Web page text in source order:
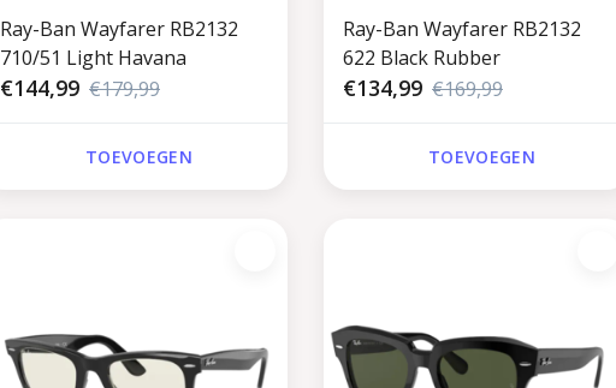
Ray-Ban Wayfarer RB2132
710/51 Light Havana
€144,99 €179,99
TOEVOEGEN
Ray-Ban Wayfarer RB2132
622 Black Rubber
€134,99 €169,99
TOEVOEGEN